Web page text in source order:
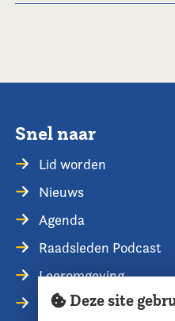
Snel naar
Lid worden
Nieuws
Agenda
Raadsleden Podcast
Leeromgeving
Privacyverklaring
Deze site